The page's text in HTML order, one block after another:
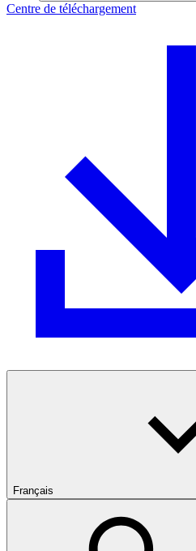
Centre de téléchargement
Français